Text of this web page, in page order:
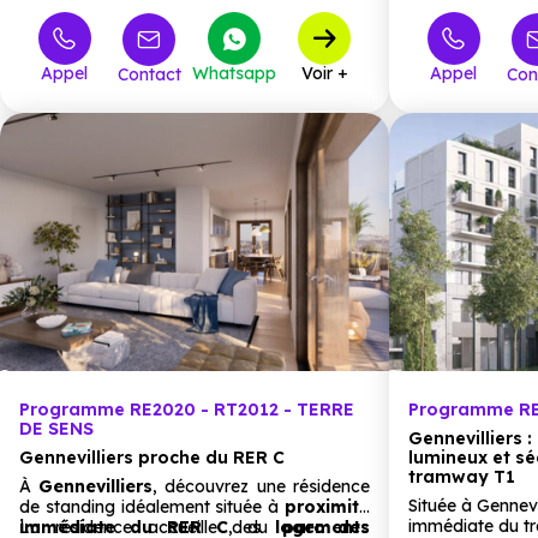
Appel Contact Whatsapp Voir +
T3 6
T4 9
T5 1
Appel
Programme RE2020 - RT2012 - TERRE
DE SENS
Gennevilliers proche du RER C
À Gennevilliers, découvrez une résidence
de standing idéalement située à proximité
immédiate du RER C, duparc des
La résidence accueille des logements
Programme
Gennevilliers
lumineux et
tramway T1
Située à
immédiate du